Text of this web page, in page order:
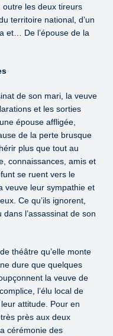
outre les deux tireurs
territoire national, d’un
et… De l’épouse de la
de son mari, la veuve
et les sorties
épouse affligée,
de la perte brusque
plus que tout au
connaissances, amis et
se ruent vers le
veuve leur sympathie et
Ce qu’ils ignorent,
dans l’assassinat de son
théâtre qu’elle monte
dure que quelques
la veuve de
l’élu local de
attitude. Pour en
près aux deux
cérémonie des